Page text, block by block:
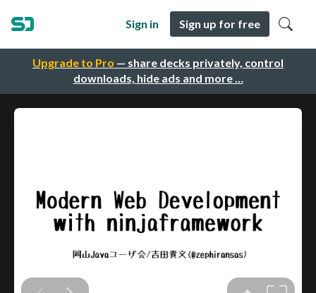
Upgrade to Pro — share decks privately, control
downloads, hide ads and more …
Sign in Sign up for free